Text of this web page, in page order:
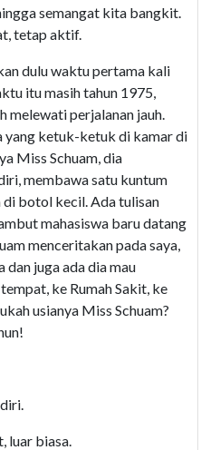
semangat kita bangkit.
tetap aktif.
dulu waktu pertama kali
itu masih tahun 1975,
melewati perjalanan jauh.
yang ketuk-ketuk di kamar di
Miss Schuam, dia
membawa satu kuntum
botol kecil. Ada tulisan
mahasiswa baru datang
menceritakan pada saya,
juga ada dia mau
ke Rumah Sakit, ke
usianya Miss Schuam?
luar biasa.